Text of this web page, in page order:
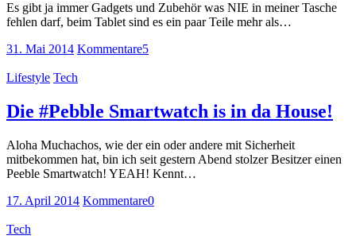
Es gibt ja immer Gadgets und Zubehör was NIE in meiner Tasche
fehlen darf, beim Tablet sind es ein paar Teile mehr als…
31. Mai 2014 Kommentare5
Lifestyle Tech
Die #Pebble Smartwatch is in da House!
Aloha Muchachos, wie der ein oder andere mit Sicherheit
mitbekommen hat, bin ich seit gestern Abend stolzer Besitzer einen
Peeble Smartwatch! YEAH! Kennt…
17. April 2014 Kommentare0
Tech